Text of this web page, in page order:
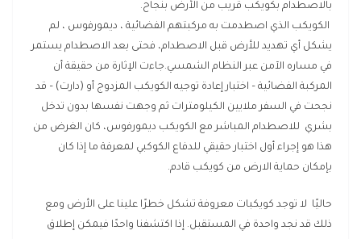
بالاصطدام بكويكب قريب من الأرض بنجاح.
الكويكب الذي اصطدمت به مركبتهم الفضائية ، ديمورفوس ، لم
يشكل أي تهديد للأرض قبل الاصطدام، فحتى بعد الاصطدام يستمر
في مساره الآمن عبر النظام الشمسي.جاءت الإثارة من حقيقة أن
المركبة الفضائية – اختبار إعادة توجيه الكويكب المزدوج أو (دارت) – قد
نجحت في السفر ملايين الكيلومترات ثم وجهت نفسها بدون تدخل
بشري للاصطدام المباشر مع الكويكب ديمورفوس، كان الغرض من
هذا هو إجراء أول اختبار حقيقي للدفاع الكوكبي لمعرفة ما إذا كان
بإمكان حماية الارض من كويكب قادم.
حاليًا لا توجد كويكبات معروفة تشكل خطرًا علينا على الأرض ومع
ذلك قد نجد واحدة في المستقبل. إذا اكتشفنا واحدًا فيمكن إطلاق